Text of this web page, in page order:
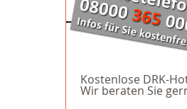
Kostenlose DRK-
Wir beraten Sie